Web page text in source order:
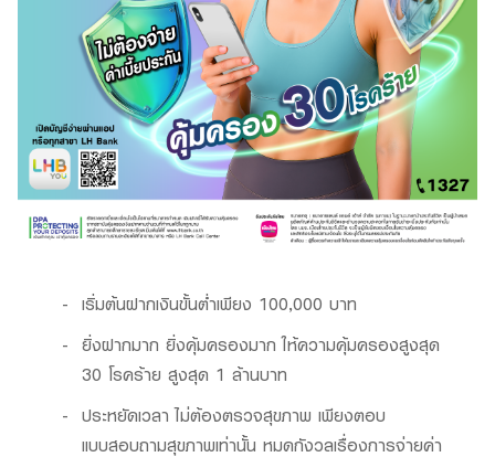
เริ่มต้นฝากเงินขั้นต่ำเพียง 100,000 บาท
ยิ่งฝากมาก ยิ่งคุ้มครองมาก ให้ความคุ้มครองสูงสุด
30 โรคร้าย สูงสุด 1 ล้านบาท
ประหยัดเวลา ไม่ต้องตรวจสุขภาพ เพียงตอบ
แบบสอบถามสุขภาพเท่านั้น หมดกังวลเรื่องการจ่ายค่า